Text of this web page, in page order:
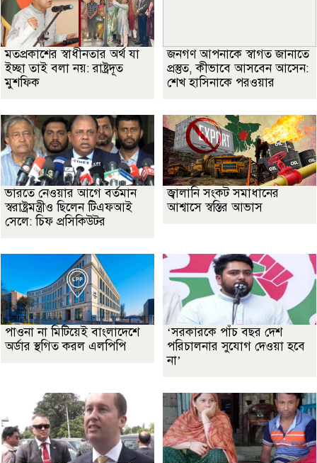
মতপ্রকাশের স্বাধীনতার অর্থ যা
ইচ্ছা তাই বলা নয়: রাষ্ট্রদূত
মুশফিক
জনগণ আপনাকে স্বাগত জানাতে
প্রস্তুত, কীভাবে আসবেন আসেন:
শেখ হাসিনাকে পরওয়ার
ভারতে নেওয়ার আগে বর্তমান
স্বরাষ্ট্রমন্ত্রীও ছিলেন টিএফআই
সেলে: চিফ প্রসিকিউটর
জ্বালানি সংকট সমাধানের
আশ্বাসে স্বস্তির আভাস
পাওনা না মিটিয়েই বাংলাদেশে
অর্ডার স্থগিত করল এলপিপি
‘সরকারকে পাঁচ বছর দেশ
পরিচালনার সুযোগ দেওয়া হবে
না’